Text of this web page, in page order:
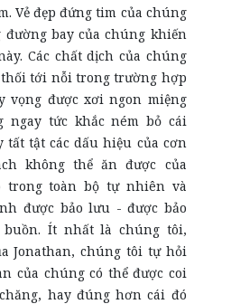
Vẻ đẹp đứng tim của chúng
đường bay của chúng khiến
Các chất dịch của chúng
tới nỗi trong trường hợp
vọng được xơi ngon miệng
ngay tức khắc ném bỏ cái
tất tật các dấu hiệu của cơn
không thể ăn được của
trong toàn bộ tự nhiên và
được bảo lưu - được bảo
buồn. Ít nhất là chúng tôi,
Jonathan, chúng tôi tự hỏi
của chúng có thể được coi
hay đúng hơn cái đó